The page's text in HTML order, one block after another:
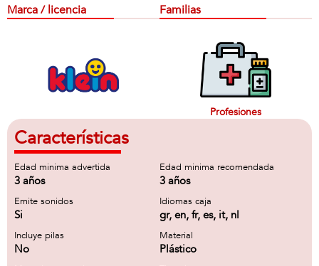
Marca / licencia Familias
Profesiones
Características
Edad minima advertida
3 años
Edad minima recomendada
3 años
Emite sonidos
Si
Idiomas caja
gr, en, fr, es, it, nl
Incluye pilas
No
Material
Plástico